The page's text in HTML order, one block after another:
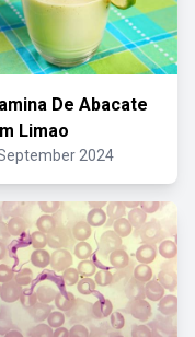
De Abacate
Limao
2024